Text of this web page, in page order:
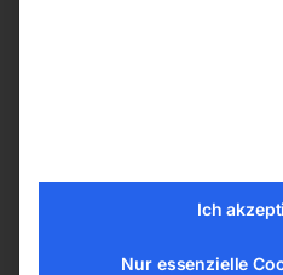
Kein zusätzliches
Glatte Innenflächen,
Ich
Nur essenzielle